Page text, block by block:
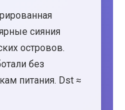
сияния
островов.
без
питания. Dst ≈